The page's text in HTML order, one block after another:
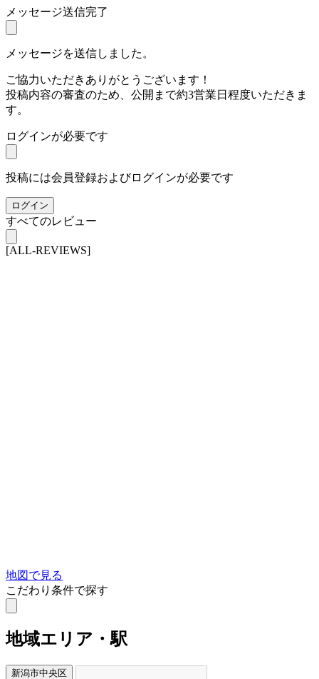
メッセージ送信完了
メッセージを送信しました。
ご協力いただきありがとうございます！
投稿内容の審査のため、公開まで約3営業日程度いただきま
す。
ログインが必要です
投稿には会員登録およびログインが必要です
ログイン
すべてのレビュー
[ALL-REVIEWS]
地図で見る
こだわり条件で探す
地域エリア・駅
新潟市中央区